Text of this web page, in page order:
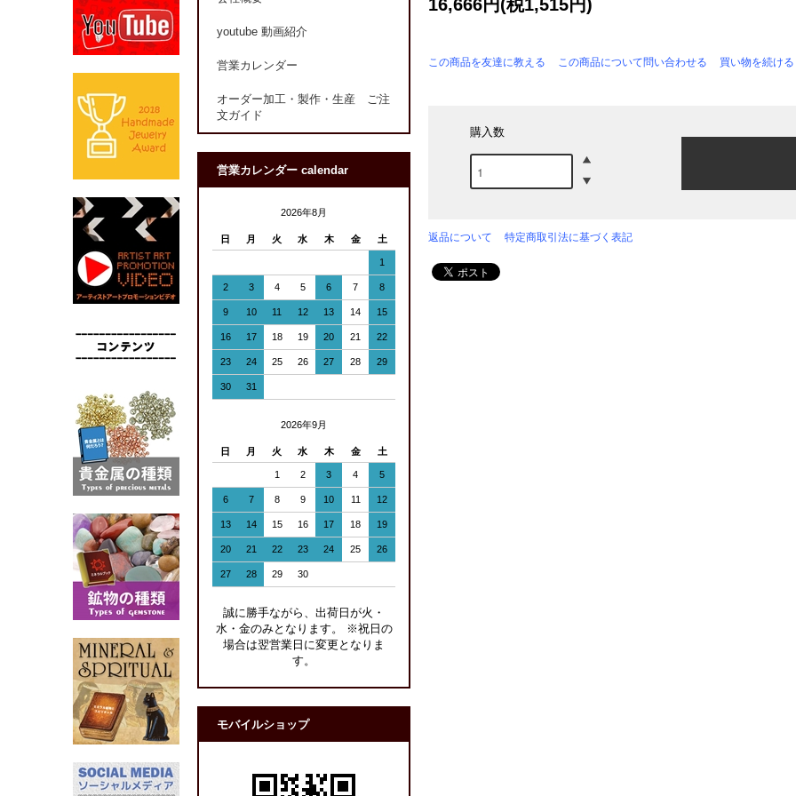
16,666円(税1,515円)
この商品を友達に教える この商品について問い合わせる 買い物を続ける
購入数
返品について 特定商取引法に基づく表記
youtube 動画紹介
営業カレンダー
オーダー加工・製作・生産 ご注
文ガイド
営業カレンダー calendar
2026年8月
日 月 火 水 木 金 土
1
2 3 4 5 6 7 8
9 10 11 12 13 14 15
16 17 18 19 20 21 22
23 24 25 26 27 28 29
30 31
2026年9月
日 月 火 水 木 金 土
1 2 3 4 5
6 7 8 9 10 11 12
13 14 15 16 17 18 19
20 21 22 23 24 25 26
27 28 29 30
誠に勝手ながら、出荷日が火・
水・金のみとなります。 ※祝日の
場合は翌営業日に変更となりま
す。
モバイルショップ